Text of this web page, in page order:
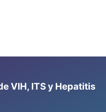
VIH, ITS y Hepatitis